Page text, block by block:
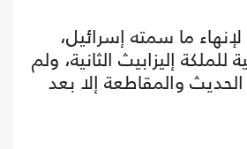
ما سمته إسرائيل،
إليزابيث الثانية، ولم
والمقاطعة إلا بعد